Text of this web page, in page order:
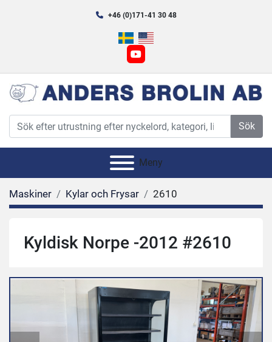
+46 (0)171-41 30 48
youtube
Sök
Meny
Maskiner Kylar och Frysar 2610
Kyldisk Norpe -2012 #2610